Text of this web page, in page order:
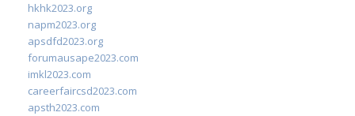
hkhk2023.org
napm2023.org
apsdfd2023.org
forumausape2023.com
imkl2023.com
careerfaircsd2023.com
apsth2023.com